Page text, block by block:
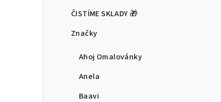
ČISTÍME SKLADY 🎁
Značky
Ahoj Omalovánky
Anela
Baavi